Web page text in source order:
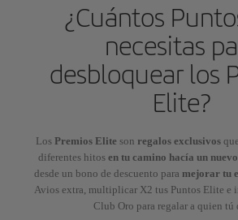
¿Cuántos
necesitas
desbloquear los
Elite?
Los Premios Elite son regalos exclusivos
diferentes hitos en tu camino hacía un
desde un bono de descuento para mejorar tu
Avios extra, multiplicar X2 tus Puntos Elite e
Club Oro para regalar a quien tú